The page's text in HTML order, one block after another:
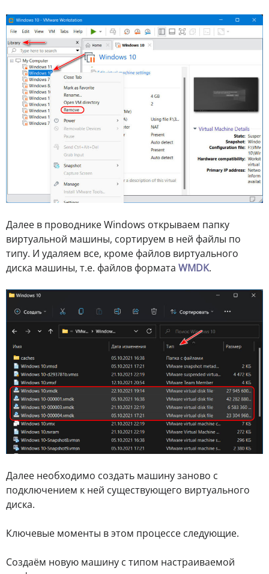
Далее в проводнике Windows открываем папку
виртуальной машины, сортируем в ней файлы по
типу. И удаляем все, кроме файлов виртуального
диска машины, т.е. файлов формата WMDK.
Далее необходимо создать машину заново с
подключением к ней существующего виртуального
диска.
Ключевые моменты в этом процессе следующие.
Создаём новую машину с типом настраиваемой